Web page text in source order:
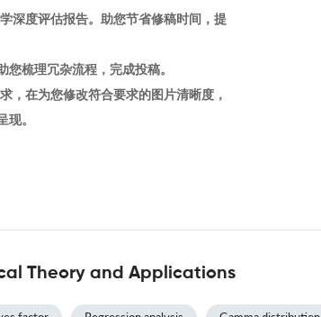
深度评估报告。助您节省修稿时间，提
梳理冗杂流程，完成投稿。
，在为您修改符合要求的图片清晰度，
。
Theory and Applications